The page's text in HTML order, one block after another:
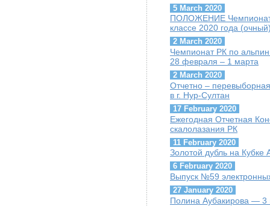
5 March 2020
ПОЛОЖЕНИЕ Чемпионат
классе 2020 года
2 March 2020
Чемпионат РК по
28 февраля – 1 марта
2 March 2020
Отчетно –
в г. Нур-Султан
17 February 2020
Ежегодная Отчетная
скалолазания РК
11 February 2020
Золотой дубль на
6 February 2020
Выпуск №59
27 January 2020
Полина Аубакирова — 3